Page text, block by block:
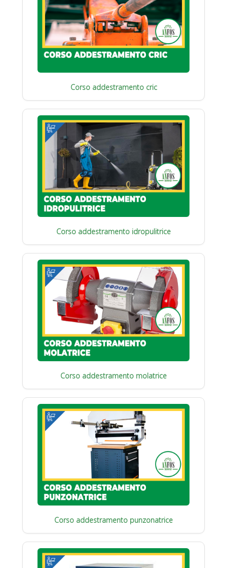
Corso addestramento cric
Corso addestramento idropulitrice
Corso addestramento molatrice
Corso addestramento punzonatrice